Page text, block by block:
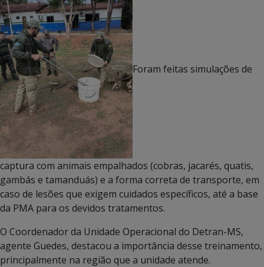
Foram feitas simulações de
captura com animais empalhados (cobras, jacarés, quatis,
gambás e tamanduás) e a forma correta de transporte, em
caso de lesões que exigem cuidados específicos, até a base
da PMA para os devidos tratamentos.
O Coordenador da Unidade Operacional do Detran-MS,
agente Guedes, destacou a importância desse treinamento,
principalmente na região que a unidade atende.